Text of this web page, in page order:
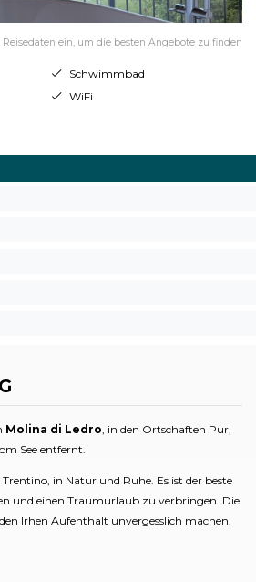
Reisedaten ein, um die besten Angebote zu finden
Schwimmbad
WiFi
Molina di Ledro, in den Ortschaften Pur,
See entfernt.
in Natur und Ruhe. Es ist der beste
und einen Traumurlaub zu verbringen. Die
Irhen Aufenthalt unvergesslich machen.